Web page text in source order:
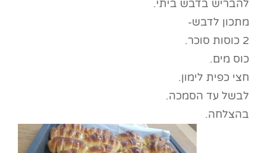
להבריש בדבש ביתי.
מתכון לדבש-
2 כוסות סוכר.
כוס מים.
חצי כפית לימון.
לבשל עד הסמכה.
בהצלחה.